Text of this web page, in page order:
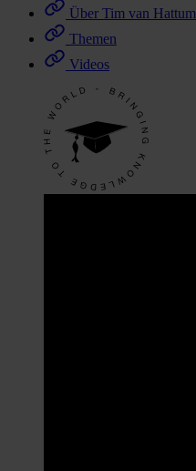
Über Tim van Hattum
Themen
Videos